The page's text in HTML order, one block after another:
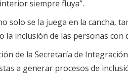
siempre fluya”.
solo se la juega en la cancha,
la inclusión de las personas con
de la Secretaría de
a generar procesos de